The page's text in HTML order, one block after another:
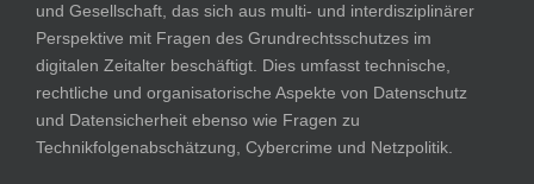
und Gesellschaft, das sich aus multi- und interdisziplinärer
Perspektive mit Fragen des Grundrechtsschutzes im
digitalen Zeitalter beschäftigt. Dies umfasst technische,
rechtliche und organisatorische Aspekte von Datenschutz
und Datensicherheit ebenso wie Fragen zu
Technikfolgenabschätzung, Cybercrime und Netzpolitik.